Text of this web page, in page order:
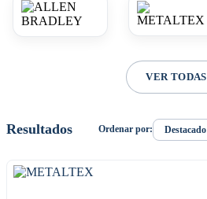
VER TODAS
Resultados Ordenar por: